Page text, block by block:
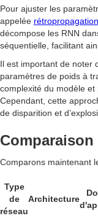
Pour ajuster les
appelée rétropropagation
décompose les RNN
séquentielle, facilitant
Il est important de noter
paramètres de poids à
complexité du modèle et
Cependant, cette
de disparition et
Comparaison
Comparons maintenant
Type
de
réseau
Architecture